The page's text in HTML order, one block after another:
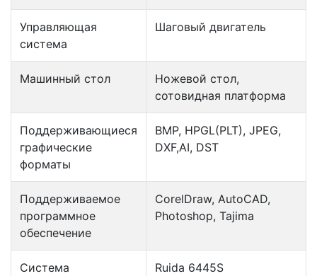
Управляющая
система
Шаговый двигатель
Машинный стол
Ножевой стол,
сотовидная платформа
Поддерживающиеся
графические
форматы
BMP, HPGL(PLT), JPEG,
DXF,AI, DST
Поддерживаемое
программное
обеспечение
CorelDraw, AutoCAD,
Photoshop, Tajima
Система
Ruida 6445S